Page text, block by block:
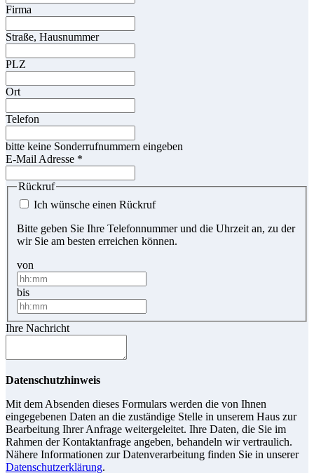
Firma
Straße, Hausnummer
PLZ
Ort
Telefon
bitte keine Sonderrufnummern eingeben
E-Mail Adresse *
Rückruf
Ich wünsche einen Rückruf
Bitte geben Sie Ihre Telefonnummer und die Uhrzeit an, zu der
wir Sie am besten erreichen können.
von
bis
Ihre Nachricht
Datenschutzhinweis
Mit dem Absenden dieses Formulars werden die von Ihnen
eingegebenen Daten an die zuständige Stelle in unserem Haus zur
Bearbeitung Ihrer Anfrage weitergeleitet. Ihre Daten, die Sie im
Rahmen der Kontaktanfrage angeben, behandeln wir vertraulich.
Nähere Informationen zur Datenverarbeitung finden Sie in unserer
Datenschutzerklärung.